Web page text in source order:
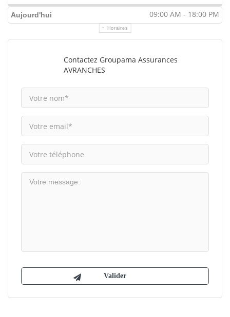
Aujourd'hui 09:00 AM - 18:00 PM
Horaires
Contactez Groupama Assurances
AVRANCHES